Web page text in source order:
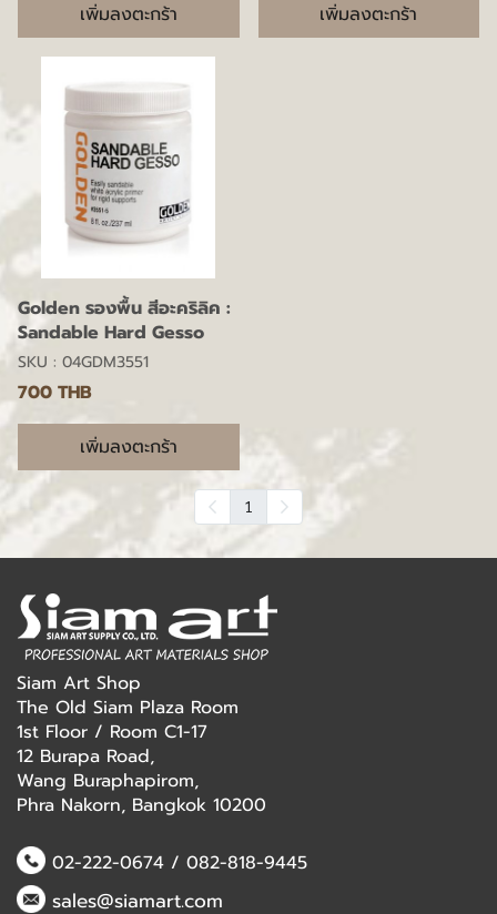
เพิ่มลงตะกร้า เพิ่มลงตะกร้า
Golden รองพื้น สีอะคริลิค :
Sandable Hard Gesso
SKU : 04GDM3551
700 THB
เพิ่มลงตะกร้า
1
Siam Art Shop
The Old Siam Plaza Room
1st Floor / Room C1-17
12 Burapa Road,
Wang Buraphapirom,
Phra Nakorn, Bangkok 10200
02-222-0674/ 082-818-9445
sales@siamart.com